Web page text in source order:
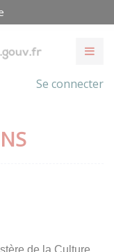
Se connecter
de la Culture